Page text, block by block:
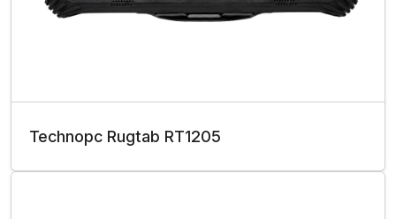
Technopc Rugtab RT1205